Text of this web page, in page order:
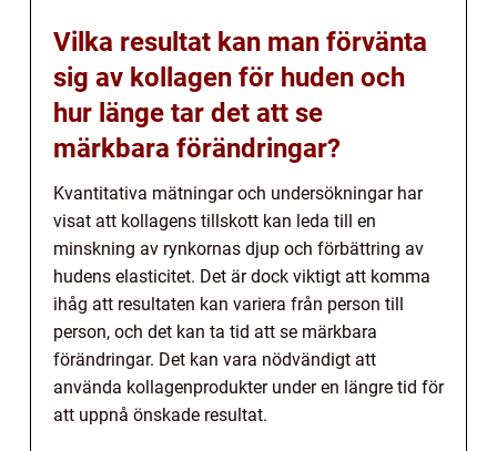
Vilka resultat kan man förvänta
sig av kollagen för huden och
hur länge tar det att se
märkbara förändringar?
Kvantitativa mätningar och undersökningar har
visat att kollagens tillskott kan leda till en
minskning av rynkornas djup och förbättring av
hudens elasticitet. Det är dock viktigt att komma
ihåg att resultaten kan variera från person till
person, och det kan ta tid att se märkbara
förändringar. Det kan vara nödvändigt att
använda kollagenprodukter under en längre tid för
att uppnå önskade resultat.